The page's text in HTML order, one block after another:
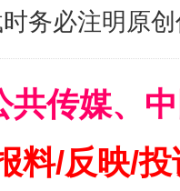
务必注明原
共传媒、
料/反映/